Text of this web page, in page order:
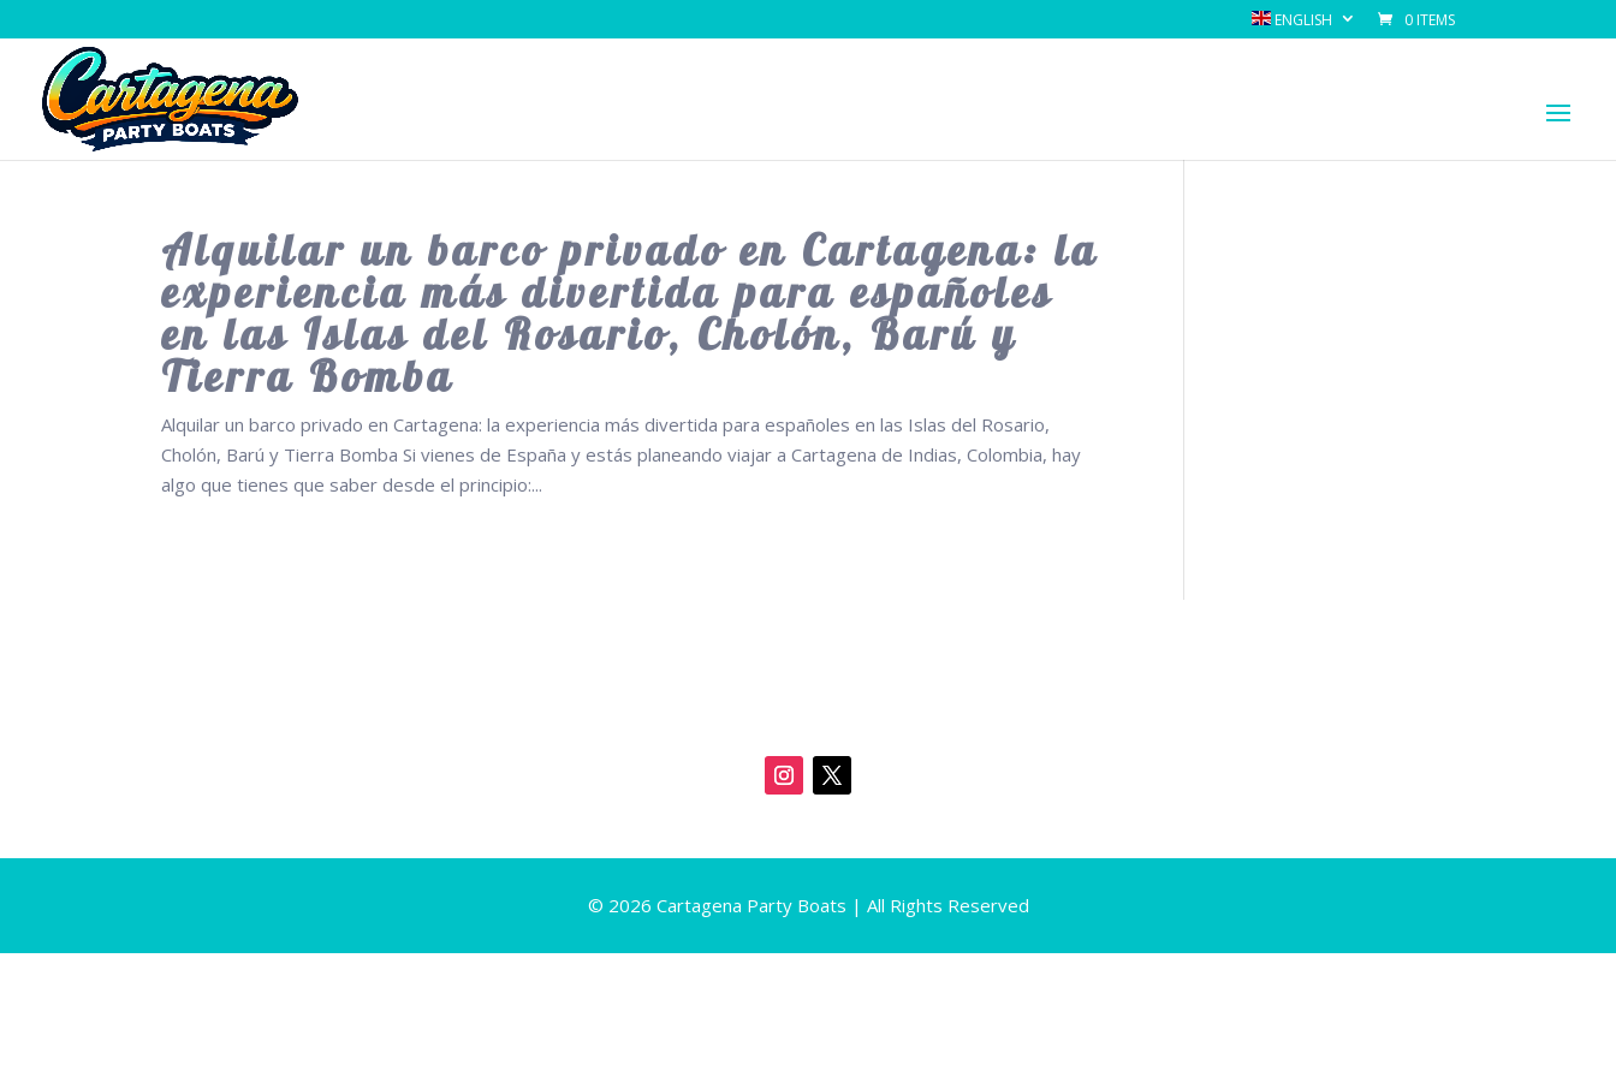
ENGLISH 0 ITEMS
Alquilar un barco privado en Cartagena: la
experiencia más divertida para españoles
en las Islas del Rosario, Cholón, Barú y
Tierra Bomba
Alquilar un barco privado en Cartagena: la experiencia más divertida para españoles en las Islas del Rosario,
Cholón, Barú y Tierra Bomba Si vienes de España y estás planeando viajar a Cartagena de Indias, Colombia, hay
algo que tienes que saber desde el principio:...
© 2026 Cartagena Party Boats | All Rights Reserved